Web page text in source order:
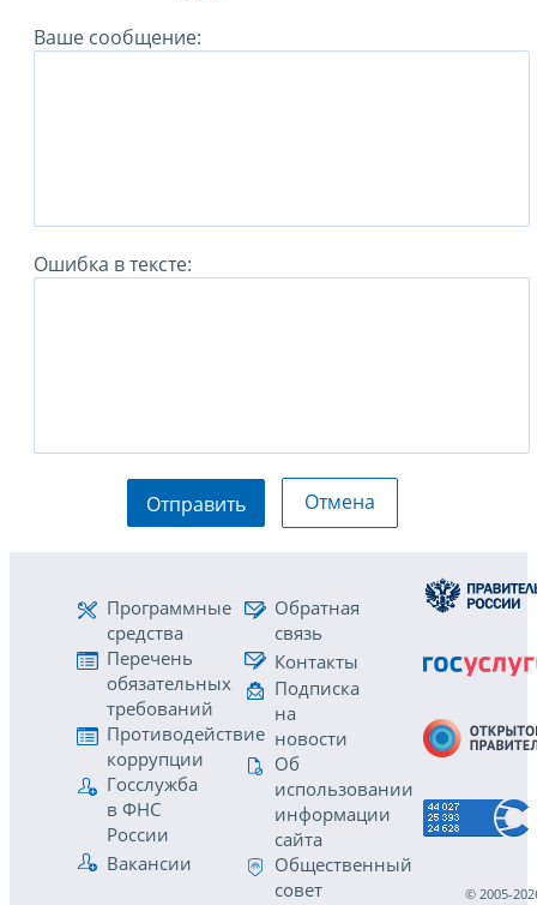
Ваше сообщение:
Ошибка в тексте:
Отправить Отмена
Программные
средства
Перечень
обязательных
требований
Противодействие
коррупции
Госслужба
в ФНС
России
Вакансии
Обратная
связь
Контакты
Подписка
на
новости
Об
использовании
информации
сайта
Общественный
совет
© 2005-